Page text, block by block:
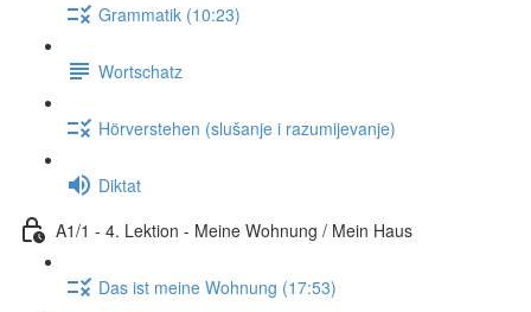
Grammatik (10:23)
Wortschatz
Hörverstehen (slušanje i razumijevanje)
Diktat
A1/1 - 4. Lektion - Meine Wohnung / Mein Haus
Das ist meine Wohnung (17:53)